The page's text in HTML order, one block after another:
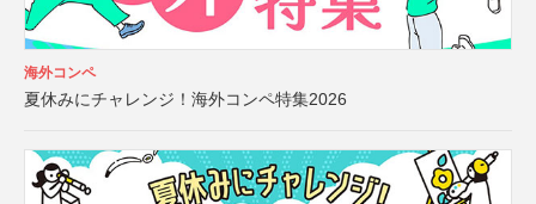
海外コンペ
夏休みにチャレンジ！海外コンペ特集2026